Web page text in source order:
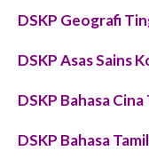
DSKP Geografi
DSKP Asas Sains
DSKP Bahasa
DSKP Bahasa